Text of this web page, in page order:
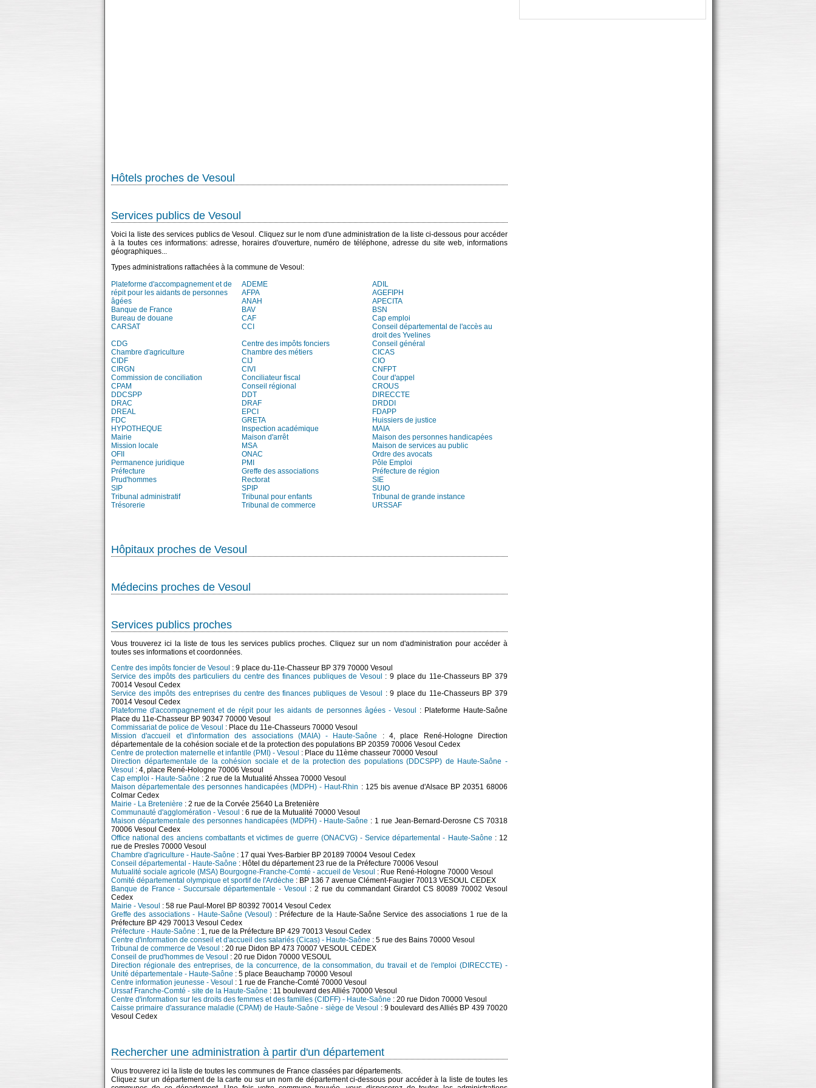
Hôtels proches de Vesoul
Services publics de Vesoul
Voici la liste des services publics de Vesoul. Cliquez sur le nom d'une administration de la liste ci-dessous pour accéder
à la toutes ces informations: adresse, horaires d'ouverture, numéro de téléphone, adresse du site web, informations
géographiques...
Types administrations rattachées à la commune de Vesoul:
Plateforme d'accompagnement et de
répit pour les aidants de personnes
âgées
ADEME
ADIL
AFPA
AGEFIPH
ANAH
APECITA
Banque de France
BAV
BSN
Bureau de douane
CAF
Cap emploi
CARSAT
CCI
Conseil départemental de l'accès au
droit des Yvelines
CDG
Centre des impôts fonciers
Conseil général
Chambre d'agriculture
Chambre des métiers
CICAS
CIDF
CIJ
CIO
CIRGN
CIVI
CNFPT
Commission de conciliation
Conciliateur fiscal
Cour d'appel
CPAM
Conseil régional
CROUS
DDCSPP
DDT
DIRECCTE
DRAC
DRAF
DRDDI
DREAL
EPCI
FDAPP
FDC
GRETA
Huissiers de justice
HYPOTHEQUE
Inspection académique
MAIA
Mairie
Maison d'arrêt
Maison des personnes handicapées
Mission locale
MSA
Maison de services au public
OFII
ONAC
Ordre des avocats
Permanence juridique
PMI
Pôle Emploi
Préfecture
Greffe des associations
Préfecture de région
Prud'hommes
Rectorat
SIE
SIP
SPIP
SUIO
Tribunal administratif
Tribunal pour enfants
Tribunal de grande instance
Trésorerie
Tribunal de commerce URSSAF
Hôpitaux proches de Vesoul
Médecins proches de Vesoul
Services publics proches
Vous trouverez ici la liste de tous les services publics proches. Cliquez sur un nom d'administration pour accéder à
toutes ses informations et coordonnées.
Centre des impôts foncier de Vesoul : 9 place du-11e-Chasseur BP 379 70000 Vesoul
Service des impôts des particuliers du centre des finances publiques de Vesoul
: 9 place du 11e-Chasseurs BP 379
70014 Vesoul Cedex
Service des impôts des entreprises du centre des finances publiques de Vesoul
: 9 place du 11e-Chasseurs BP 379
70014 Vesoul Cedex
Plateforme d'accompagnement et de répit pour les aidants de personnes âgées - Vesoul
: Plateforme Haute-Saône
Place du 11e-Chasseur BP 90347 70000 Vesoul
Commissariat de police de Vesoul : Place du 11e-Chasseurs 70000 Vesoul
Mission d'accueil et d'information des associations (MAIA) - Haute-Saône
: 4, place René-Hologne Direction
départementale de la cohésion sociale et de la protection des populations BP 20359 70006 Vesoul Cedex
Centre de protection maternelle et infantile (PMI) - Vesoul : Place du 11ème chasseur 70000 Vesoul
Direction départementale de la cohésion sociale et de la protection des populations (DDCSPP) de Haute-Saône -
Vesoul : 4, place René-Hologne 70006 Vesoul
Cap emploi - Haute-Saône : 2 rue de la Mutualité Ahssea 70000 Vesoul
Maison départementale des personnes handicapées (MDPH) - Haut-Rhin : 125 bis avenue d'Alsace BP 20351 68006
Colmar Cedex
Mairie - La Bretenière : 2 rue de la Corvée 25640 La Bretenière
Communauté d'agglomération - Vesoul : 6 rue de la Mutualité 70000 Vesoul
Maison départementale des personnes handicapées (MDPH) - Haute-Saône : 1 rue Jean-Bernard-Derosne CS 70318
70006 Vesoul Cedex
Office national des anciens combattants et victimes de guerre (ONACVG) - Service départemental - Haute-Saône : 12
rue de Presles 70000 Vesoul
Chambre d'agriculture - Haute-Saône : 17 quai Yves-Barbier BP 20189 70004 Vesoul Cedex
Conseil départemental - Haute-Saône : Hôtel du département 23 rue de la Préfecture 70006 Vesoul
Mutualité sociale agricole (MSA) Bourgogne-Franche-Comté - accueil de Vesoul : Rue René-Hologne 70000 Vesoul
Comité départemental olympique et sportif de l'Ardèche : BP 136 7 avenue Clément-Faugier 70013 VESOUL CEDEX
Banque de France - Succursale départementale - Vesoul
: 2 rue du commandant Girardot CS 80089 70002 Vesoul
Cedex
Mairie - Vesoul : 58 rue Paul-Morel BP 80392 70014 Vesoul Cedex
Greffe des associations - Haute-Saône (Vesoul) : Préfecture de la Haute-Saône Service des associations 1 rue de la
Préfecture BP 429 70013 Vesoul Cedex
Préfecture - Haute-Saône : 1, rue de la Préfecture BP 429 70013 Vesoul Cedex
Centre d'information de conseil et d'accueil des salariés (Cicas) - Haute-Saône : 5 rue des Bains 70000 Vesoul
Tribunal de commerce de Vesoul : 20 rue Didon BP 473 70007 VESOUL CEDEX
Conseil de prud'hommes de Vesoul : 20 rue Didon 70000 VESOUL
Direction régionale des entreprises, de la concurrence, de la consommation, du travail et de l'emploi (DIRECCTE) -
Unité départementale - Haute-Saône : 5 place Beauchamp 70000 Vesoul
Centre information jeunesse - Vesoul : 1 rue de Franche-Comté 70000 Vesoul
Urssaf Franche-Comté - site de la Haute-Saône : 11 boulevard des Alliés 70000 Vesoul
Centre d'information sur les droits des femmes et des familles (CIDFF) - Haute-Saône : 20 rue Didon 70000 Vesoul
Caisse primaire d'assurance maladie (CPAM) de Haute-Saône - siège de Vesoul
: 9 boulevard des Alliés BP 439 70020
Vesoul Cedex
Rechercher une administration à partir d'un département
Vous trouverez ici la liste de toutes les communes de France classées par départements.
Cliquez sur un département de la carte ou sur un nom de département ci-dessous pour accéder à la liste de toutes les